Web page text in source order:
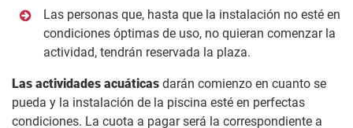
Las personas que, hasta que la instalación no esté en
condiciones óptimas de uso, no quieran comenzar la
actividad, tendrán reservada la plaza.
Las actividades acuáticas darán comienzo en cuanto se
pueda y la instalación de la piscina esté en perfectas
condiciones. La cuota a pagar será la correspondiente a